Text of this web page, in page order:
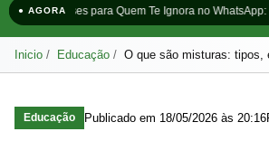
● AGORAFrases para Quem Te Ignora no WhatsApp:
Inicio Educação O que são misturas: tipos,
Educação Publicado em 18/05/2026 às 20:16